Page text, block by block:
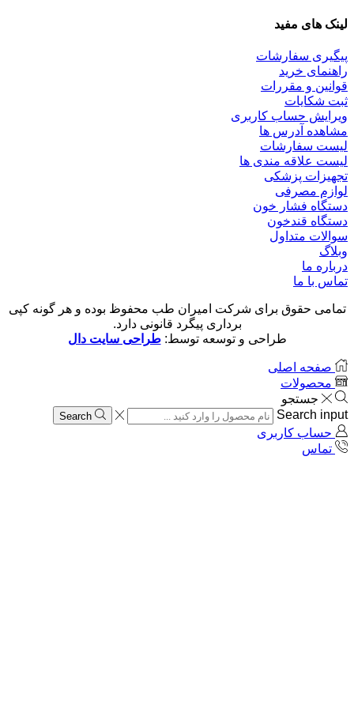
لینک های مفید
پیگیری سفارشات
راهنمای خرید
قوانین و مقررات
ثبت شکایات
ویرایش حساب کاربری
مشاهده آدرس ها
لیست سفارشات
لیست علاقه مندی ها
تجهیزات پزشکی
لوازم مصرفی
دستگاه فشار خون
دستگاه قندخون
سوالات متداول
وبلاگ
درباره ما
تماس با ما
تمامی حقوق برای شرکت امیران طب محفوظ بوده و هر گونه کپی
برداری پیگرد قانونی دارد.
طراحی و توسعه توسط:طراحی سایت دال
صفحه اصلی
محصولات
جستجو
Search input
Search
حساب کاربری
تماس